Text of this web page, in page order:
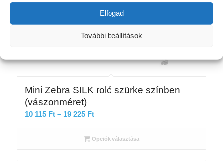
Elfogad
További beállítások
Mini Zebra SILK roló szürke színben
(vászonméret)
10 115 Ft – 19 225 FtÁrtartomány:
115 Ft
Opciók választása